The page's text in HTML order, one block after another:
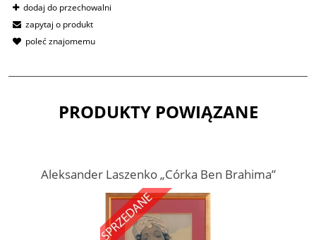
dodaj do przechowalni
zapytaj o produkt
poleć znajomemu
PRODUKTY POWIĄZANE
Aleksander Laszenko „Córka Ben Brahima”